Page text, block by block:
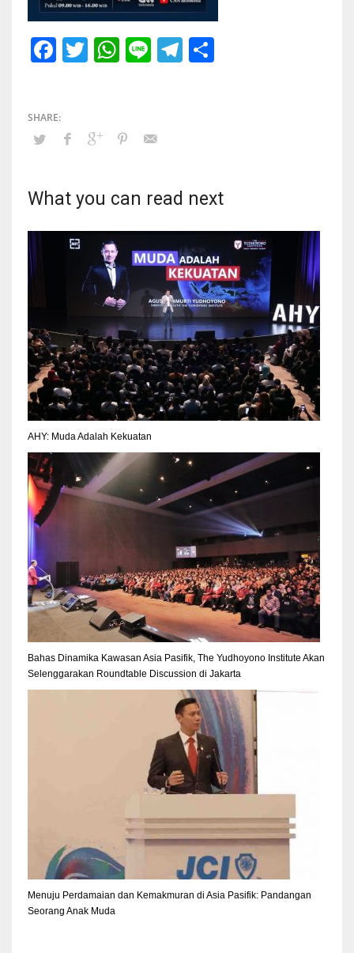
Facebook
Twitter
WhatsApp
LineTelegram
What you can read next
AHY: Muda Adalah Kekuatan
Bahas Dinamika Kawasan Asia Pasifik, The Yudhoyono Institute Akan
Selenggarakan Roundtable Discussion di Jakarta
Menuju Perdamaian dan Kemakmuran di Asia Pasifik: Pandangan
Seorang Anak Muda